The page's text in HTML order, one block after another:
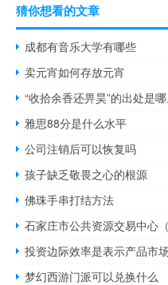
猜你想看的文章
成都有音乐大学有哪些
卖元宵如何存放元宵
“收拾余香还畀昊”的出处是哪
雅思88分是什么水平
公司注销后可以恢复吗
孩子缺乏敬畏之心的根源
佛珠手串打结方法
石家庄市公共资源交易中心
投资边际效率是表示产品市
梦幻西游门派可以兑换什么